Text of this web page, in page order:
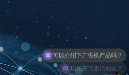
现在有优惠活动么？